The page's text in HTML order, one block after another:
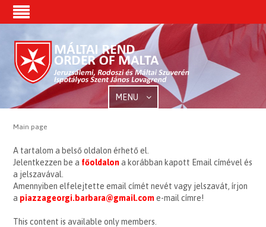
MENU
Main page
A tartalom a belső oldalon érhető el.
Jelentkezzen be a főoldalona korábban kapott Email címével és
a jelszavával.
Amennyiben elfelejtette email címét nevét vagy jelszavát, írjon
a piazzageorgi.barbara@gmail.come-mail címre!
This content is available only members.